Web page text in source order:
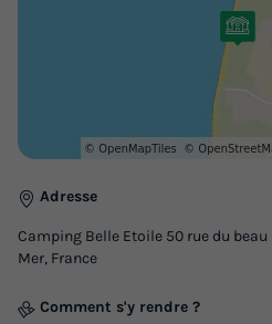
Cafetière
Chauffage
+ 2
du13/10/2026
Meilleur prix pour 7 nuits
Adresse
Camping Belle Etoile 50 rue du
Mer, France
Comment s'y rendre ?